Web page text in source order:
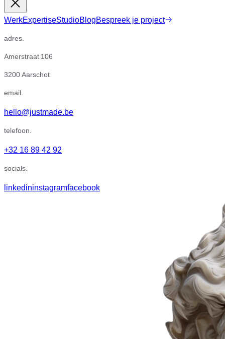
WerkExpertiseStudioBlogBespreek je project
adres.
Amerstraat 106
3200 Aarschot
email.
hello@justmade.be
telefoon.
+32 16 89 42 92
socials.
linkedininstagramfacebook